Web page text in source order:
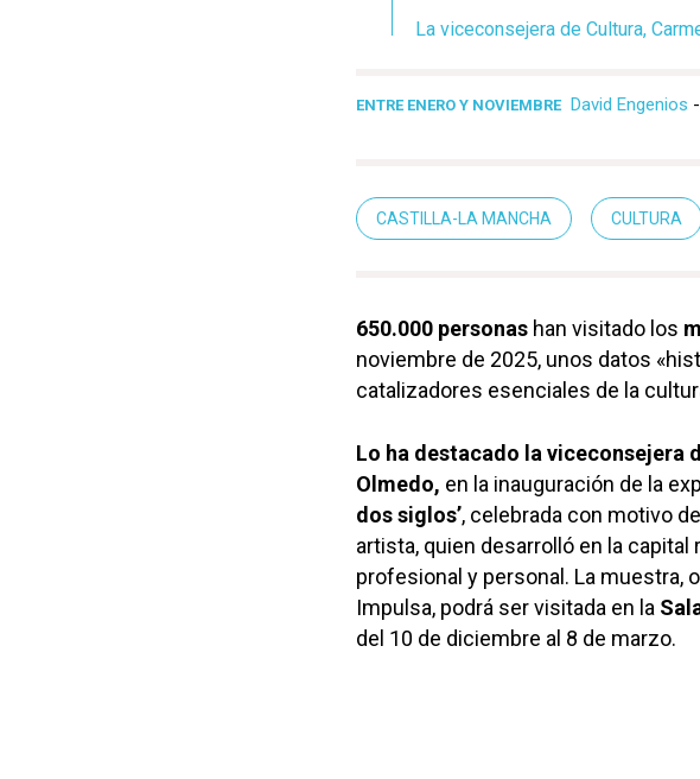
La viceconsejera de Cultura,
ENTRE ENERO Y NOVIEMBRE David Engenios -
CASTILLA-LA MANCHA CULTURA
650.000 personas han visitado los
noviembre de 2025, unos datos
catalizadores esenciales de la
Lo ha destacado la viceconsejera
Olmedo, en la inauguración de la
dos siglos’, celebrada con motivo
artista, quien desarrolló en la
profesional y personal. La muestra,
Impulsa, podrá ser visitada en la
del 10 de diciembre al 8 de marzo.